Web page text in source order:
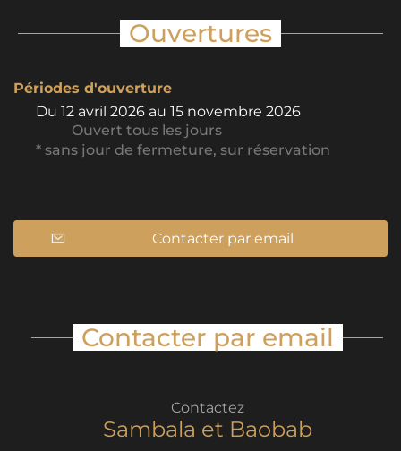
Ouvertures
Périodes d'ouverture
Du 12 avril 2026 au 15 novembre 2026
Ouvert tous les jours
* sans jour de fermeture, sur réservation
Contacter par email
Contacter par email
Contactez
Sambala et Baobab